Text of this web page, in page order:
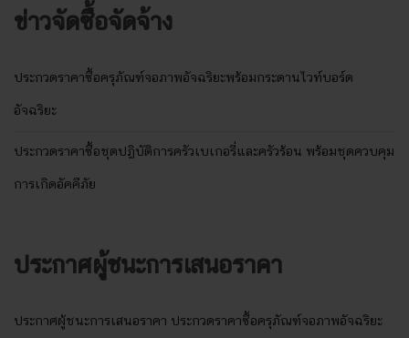
ข่าวจัดซื้อจัดจ้าง
ประกวดราคาซื้อครุภัณฑ์จอภาพอัจฉริยะพร้อมกระดานไวท์บอร์ด
อัจฉริยะ
ประกวดราคาซื้อชุดปฏิบัติการครัวเบเกอรี่และครัวร้อน พร้อมชุดควบคุม
การเกิดอัคคีภัย
ประกาศผู้ชนะการเสนอราคา
ประกาศผู้ชนะการเสนอราคา ประกวดราคาซื้อครุภัณฑ์จอภาพอัจฉริยะ